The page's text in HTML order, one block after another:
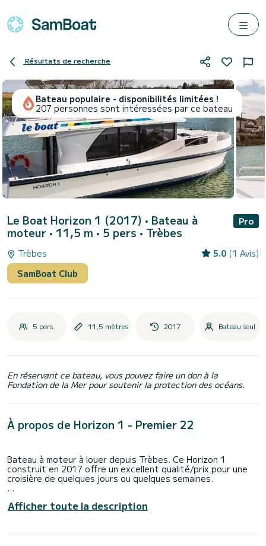
Résultats de recherche
Bateau populaire - disponibilités limitées !
207 personnes sont intéressées par ce bateau
Le Boat Horizon 1 (2017) • Bateau à
moteur • 11,5 m • 5 pers • Trèbes
Pro
Trèbes 5.0 (1 Avis)
SamBoat Club
5 pers. 11,5 mètres 2017 Bateau seul
En réservant ce bateau, vous pouvez faire un don à la
Fondation de la Mer pour soutenir la protection des océans.
À propos de Horizon 1 - Premier 22
Bateau à moteur à louer depuis Trèbes. Ce Horizon 1
construit en 2017 offre un excellent qualité/prix pour une
croisière de quelques jours ou quelques semaines.
capacité d'embarcation de 5 personnes. Avec une longueur
de Trèbes
Afficher toute la description